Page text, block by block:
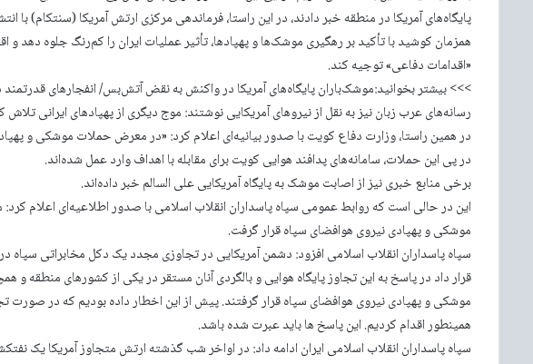
پایگاه‌های آمریکا در منطقه خبر دادند، در این راستا، فرماندهی مرکزی ارتش آمریکا (سنتکام) با
همزمان کوشید با تأکید بر رهگیری موشک‌ها و پهپادها، تأثیر عملیات ایران را کم‌رنگ جلوه دهد و
«اقدامات دفاعی» توجیه کند.
>>> بیشتر بخوانید:موشک‌باران پایگاه‌های آمریکا در واکنش به نقض آتش‌بس/ انفجارهای
رسانه‌های عرب زبان نیز به نقل از نیروهای آمریکایی نوشتند: موج دیگری از پهپادهای ایرانی
در همین راستا، وزارت دفاع کویت با صدور بیانیه‌ای اعلام کرد: «در معرض حملات موشکی و
در پی این حملات، سامانه‌های پدافند هوایی کویت برای مقابله با اهداف وارد عمل شده‌اند.
برخی منابع خبری نیز از اصابت موشک به پایگاه آمریکایی علی السالم خبر داده‌اند.
این در حالی است که روابط عمومی سپاه پاسداران انقلاب اسلامی با صدور اطلاعیه‌ای اعلام کرد:
موشکی و پهپادی نیروی هوافضای سپاه قرار گرفت.
سپاه پاسداران انقلاب اسلامی افزود: دشمن آمریکایی در تجاوزی مجدد یک دکل مخابراتی
قرار داد در پاسخ به این تجاوز پایگاه هوایی و بالگردی آنان مستقر در یکی از کشورهای منطقه و
موشکی و پهپادی نیروی هوافضای سپاه قرار گرفتند. پیش از این اخطار داده بودیم که در صورت
همینطور اقدام کردیم. این پاسخ ها باید عبرت شده باشد.
سپاه پاسداران انقلاب اسلامی ایران ادامه داد: در اواخر شب گذشته ارتش متجاوز آمریکا یک